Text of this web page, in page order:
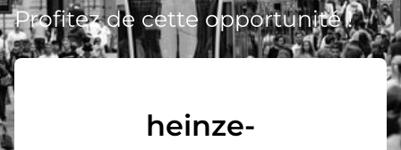
Profitez de cette opportunité !
heinze-